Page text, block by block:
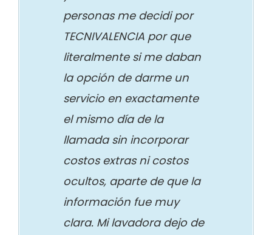
personas me decidi por
TECNIVALENCIA por que
literalmente si me daban
la opción de darme un
servicio en exactamente
el mismo día de la
llamada sin incorporar
costos extras ni costos
ocultos, aparte de que la
información fue muy
clara. Mi lavadora dejo de